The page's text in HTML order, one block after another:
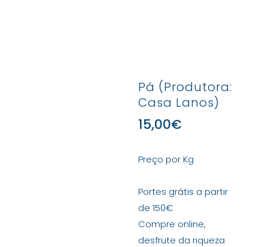
Pá (Produtora:
Casa Lanos)
15,00€
Preço por Kg
Portes grátis a partir
de 150€
Compre online,
desfrute da riqueza